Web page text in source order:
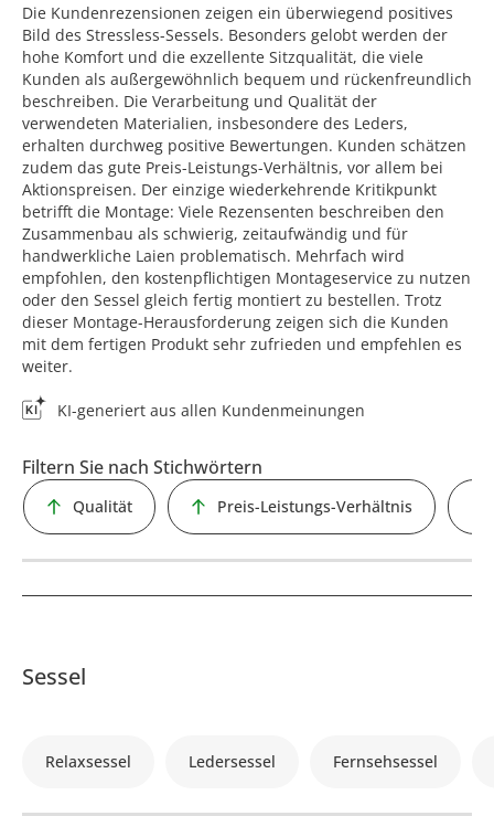
Die Kundenrezensionen zeigen ein überwiegend positives
Bild des Stressless-Sessels. Besonders gelobt werden der
hohe Komfort und die exzellente Sitzqualität, die viele
Kunden als außergewöhnlich bequem und rückenfreundlich
beschreiben. Die Verarbeitung und Qualität der
verwendeten Materialien, insbesondere des Leders,
erhalten durchweg positive Bewertungen. Kunden schätzen
zudem das gute Preis-Leistungs-Verhältnis, vor allem bei
Aktionspreisen. Der einzige wiederkehrende Kritikpunkt
betrifft die Montage: Viele Rezensenten beschreiben den
Zusammenbau als schwierig, zeitaufwändig und für
handwerkliche Laien problematisch. Mehrfach wird
empfohlen, den kostenpflichtigen Montageservice zu nutzen
oder den Sessel gleich fertig montiert zu bestellen. Trotz
dieser Montage-Herausforderung zeigen sich die Kunden
mit dem fertigen Produkt sehr zufrieden und empfehlen es
weiter.
KI-generiert aus allen Kundenmeinungen
Filtern Sie nach Stichwörtern
Qualität Preis-Leistungs-Verhältnis
Sessel
Relaxsessel Ledersessel Fernsehsessel